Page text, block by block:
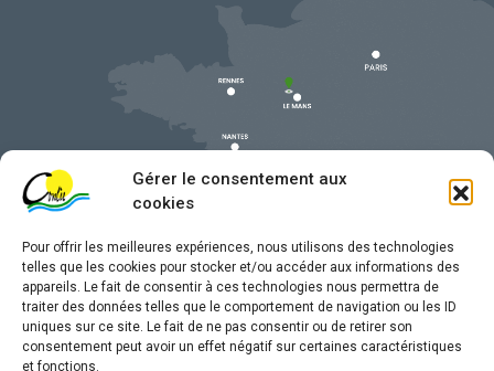
Gérer le consentement aux
cookies
Pour offrir les meilleures expériences, nous utilisons des technologies
telles que les cookies pour stocker et/ou accéder aux informations des
appareils. Le fait de consentir à ces technologies nous permettra de
traiter des données telles que le comportement de navigation ou les ID
uniques sur ce site. Le fait de ne pas consentir ou de retirer son
consentement peut avoir un effet négatif sur certaines caractéristiques
et fonctions.
Mentions légales